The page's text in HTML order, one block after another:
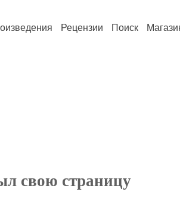
Рецензии Поиск
свою страницу